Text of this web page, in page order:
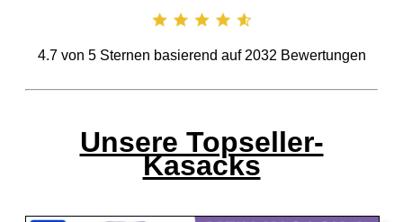
4.7von 5Sternen basierend auf 2032 Bewertungen
Unsere Topseller-
Kasacks